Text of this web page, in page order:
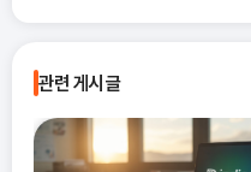
관련 게시글